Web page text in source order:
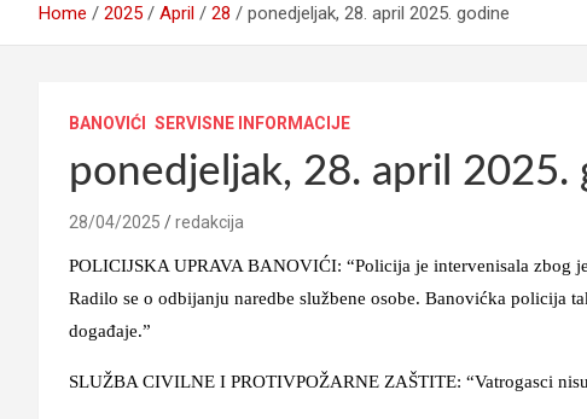
Home 2025 April 28 ponedjeljak, 28. april 2025. godine
BANOVIĆI SERVISNE INFORMACIJE
ponedjeljak, 28. april 2025.
28/04/2025 redakcija
POLICIJSKA UPRAVA BANOVIĆI: “Policija je intervenisala zbog
Radilo se o odbijanju naredbe službene osobe. Banovićka policija
događaje.”
SLUŽBA CIVILNE I PROTIVPOŽARNE ZAŠTITE: “Vatrogasci